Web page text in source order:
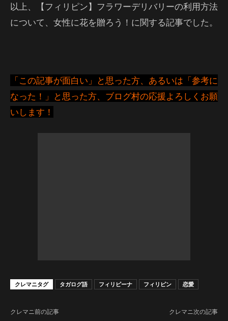
以上、【フィリピン】フラワーデリバリーの利用方法
について、女性に花を贈ろう！に関する記事でした。
「この記事が面白い」と思った方、あるいは「参考に
なった！」と思った方、ブログ村の応援よろしくお願
いします！
クレマニタグ タガログ語 フィリピーナ フィリピン 恋愛
クレマニ前の記事 クレマニ次の記事